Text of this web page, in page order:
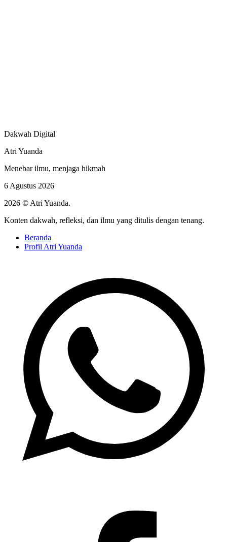
Dakwah Digital
Atri Yuanda
Menebar ilmu, menjaga hikmah
6 Agustus 2026
2026 © Atri Yuanda.
Konten dakwah, refleksi, dan ilmu yang ditulis dengan tenang.
Beranda
Profil Atri Yuanda